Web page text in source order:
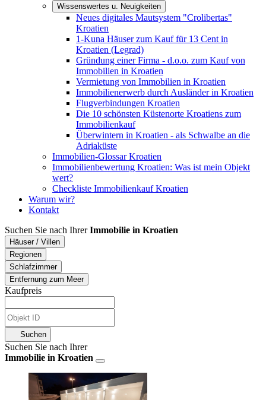
Wissenswertes u. Neuigkeiten
Neues digitales Mautsystem "Crolibertas"
Kroatien
1-Kuna Häuser zum Kauf für 13 Cent in
Kroatien (Legrad)
Gründung einer Firma - d.o.o. zum Kauf von
Immobilien in Kroatien
Vermietung von Immobilien in Kroatien
Immobilienerwerb durch Ausländer in Kroatien
Flugverbindungen Kroatien
Die 10 schönsten Küstenorte Kroatiens zum
Immobilienkauf
Überwintern in Kroatien - als Schwalbe an die
Adriaküste
Immobilien-Glossar Kroatien
Immobilienbewertung Kroatien: Was ist mein Objekt
wert?
Checkliste Immobilienkauf Kroatien
Warum wir?
Kontakt
Suchen Sie nach IhrerImmobilie in Kroatien
Häuser / Villen
Regionen
Schlafzimmer
Entfernung zum Meer
Kaufpreis
Suchen
Suchen Sie nach Ihrer
Immobilie in Kroatien